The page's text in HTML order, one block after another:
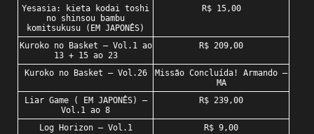
Yesasia: kieta kodai toshi
no shinsou bambu
komitsukusu (EM JAPONÊS)
R$ 15,00
Kuroko no Basket – Vol.1 ao
13 + 15 ao 23
R$ 209,00
Kuroko no Basket – Vol.26
Missão Concluída! Armando –
MA
Liar Game ( EM JAPONÊS) –
Vol.1 ao 8
R$ 239,00
Log Horizon – Vol.1
R$ 9,00